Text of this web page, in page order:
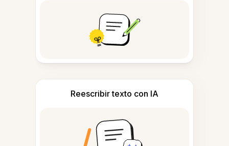
Reescribir texto con IA